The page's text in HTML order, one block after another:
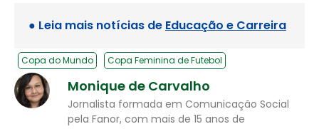
● Leia mais notícias de Educação e Carreira
Copa do Mundo Copa Feminina de Futebol
Monique de Carvalho
Jornalista formada em Comunicação Social
pela Fanor, com mais de 15 anos de